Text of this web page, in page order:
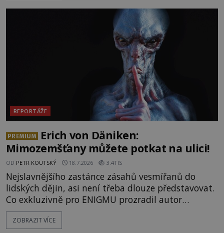
badatelé zde odkrývají indicie, které propojují
prastaré pohanské kulty, keltské svatyně a zprávy
REPORTÁŽE
PREMIUM
Erich von Däniken:
Mimozemšťany můžete potkat na ulici!
OD PETR KOUTSKÝ 18.7.2026 3.4TIS
Nejslavnějšího zastánce zásahů vesmířanů do
lidských dějin, asi není třeba dlouze představovat.
Co exkluzivně pro ENIGMU prozradil autor
Vzpomínek na budoucnost, švýcarský badatel
Erich von Däniken? Orbitální stanice Viking 1
ZOBRAZIT VÍCE